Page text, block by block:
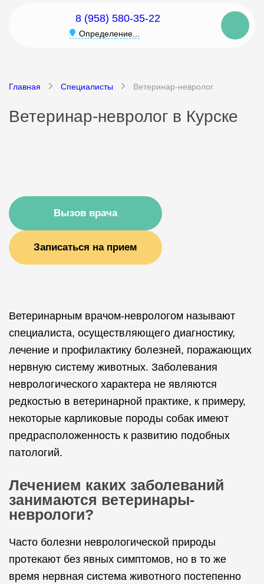
8 (958) 580-35-22
Определение...
Главная Специалисты Ветеринар-невролог
Ветеринар-невролог в Курске
Вызов врача
Записаться на прием
Ветеринарным врачом-неврологом называют
специалиста, осуществляющего диагностику,
лечение и профилактику болезней, поражающих
нервную систему животных. Заболевания
неврологического характера не являются
редкостью в ветеринарной практике, к примеру,
некоторые карликовые породы собак имеют
предрасположенность к развитию подобных
патологий.
Лечением каких заболеваний
занимаются ветеринары-
неврологи?
Часто болезни неврологической природы
протекают без явных симптомов, но в то же
время нервная система животного постепенно